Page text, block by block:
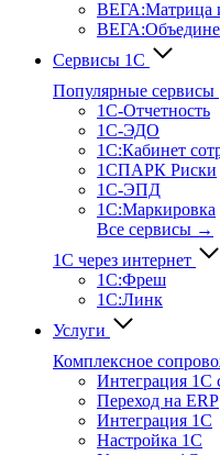
ВЕГА:Матрица
Сервисы 1С
Популярные сервисы
1С-Отчет­ность
1С-ЭДО
1С:Кабинет
1СПАРК Риски
1С-ЭПД
1С:Маркировка
Все сервисы →
1С через интернет
1С:Фреш
1С:Линк
Услуги
Комплексное
Интеграция 1С
Переход на ERP
Интеграция 1С
Настройка 1С